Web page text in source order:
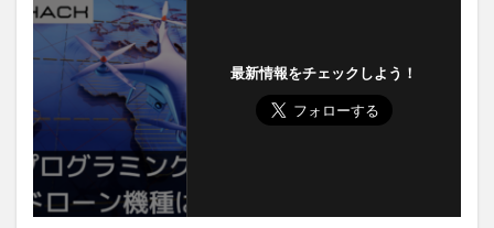
最新情報をチェックしよう！